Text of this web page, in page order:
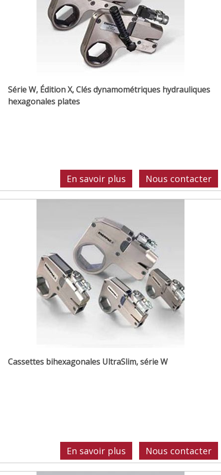
Série W, Édition X, Clés dynamométriques hydrauliques
hexagonales plates
Nous contacter
En savoir plus
Cassettes bihexagonales UltraSlim, série W
Nous contacter
En savoir plus